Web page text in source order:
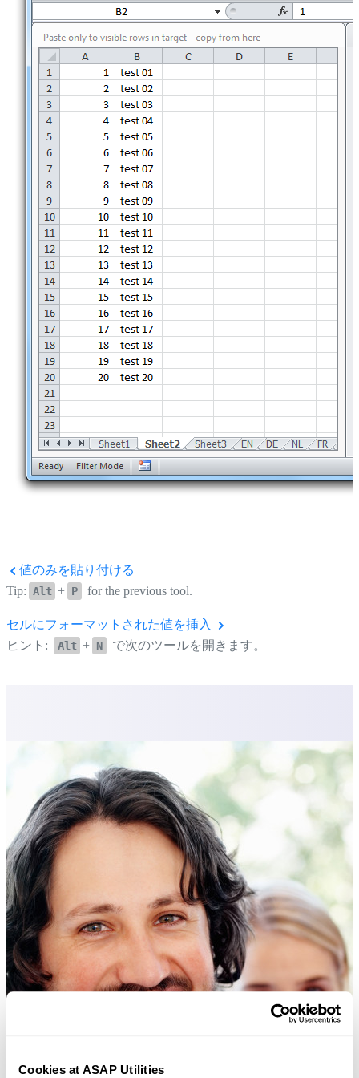
Cookies at ASAP Utilities
値のみを貼り付ける
Tip: Alt + P for the previous tool.
セルにフォーマットされた値を挿入
ヒント:
Alt + N で次のツールを開きます。